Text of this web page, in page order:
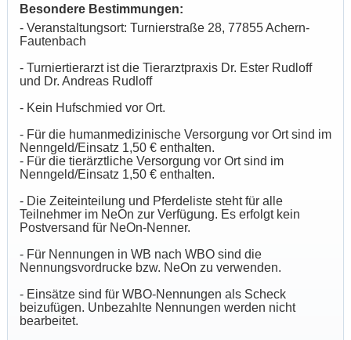
Besondere Bestimmungen:
- Veranstaltungsort: Turnierstraße 28, 77855 Achern-
Fautenbach
- Turniertierarzt ist die Tierarztpraxis Dr. Ester Rudloff
und Dr. Andreas Rudloff
- Kein Hufschmied vor Ort.
- Für die humanmedizinische Versorgung vor Ort sind im
Nenngeld/Einsatz 1,50 € enthalten.
- Für die tierärztliche Versorgung vor Ort sind im
Nenngeld/Einsatz 1,50 € enthalten.
- Die Zeiteinteilung und Pferdeliste steht für alle
Teilnehmer im NeOn zur Verfügung. Es erfolgt kein
Postversand für NeOn-Nenner.
- Für Nennungen in WB nach WBO sind die
Nennungsvordrucke bzw. NeOn zu verwenden.
- Einsätze sind für WBO-Nennungen als Scheck
beizufügen. Unbezahlte Nennungen werden nicht
bearbeitet.